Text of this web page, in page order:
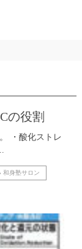
の役割
・酸化ストレ
和身塾サロン